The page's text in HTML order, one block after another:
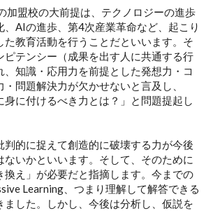
加盟校の大前提は、テクノロジーの進歩
、AIの進歩、第4次産業革命など、起こり
た教育活動を行うことだといいます。そ
ピテンシー（成果を出す人に共通する行
、知識・応用力を前提とした発想力・コ
問題解決力が欠かせないと言及し、
身に付けるべき力とは？」と問題提起し
判的に捉えて創造的に破壊する力が今後
ないかといいます。そして、そのために
換え」が必要だと指摘します。今までの
Learning、つまり理解して解答できる
ました。しかし、今後は分析し、仮説を